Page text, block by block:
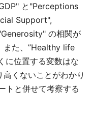
と"Perceptions
Support",
の相関が
また、”Healthy life
位置する変数はな
くないことがわかり
トと併せて考察する